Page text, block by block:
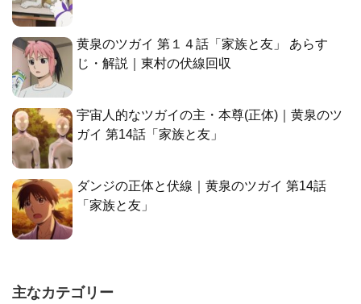
黄泉のツガイ 第１４話「家族と友」 あらす
じ・解説｜東村の伏線回収
宇宙人的なツガイの主・本尊(正体)｜黄泉のツ
ガイ 第14話「家族と友」
ダンジの正体と伏線｜黄泉のツガイ 第14話
「家族と友」
主なカテゴリー